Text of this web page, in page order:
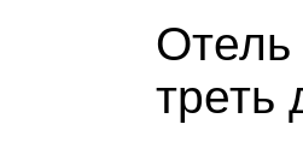
Отель
треть